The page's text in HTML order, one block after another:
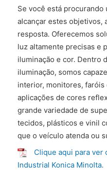
Se você está procurando
alcançar estes objetivos,
resposta. Oferecemos
luz altamente precisas e
iluminação e cor. Dentro
iluminação, somos
interior, monitores, faróis
aplicações de cores
grande variedade de
tecidos, plásticos e vinil
que o veículo atenda ou
Clique aqui para ver
Industrial Konica Minolta.